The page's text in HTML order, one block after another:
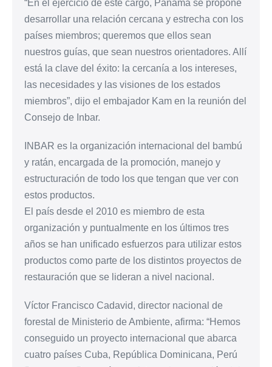
“En el ejercicio de este cargo, Panamá se propone
desarrollar una relación cercana y estrecha con los
países miembros; queremos que ellos sean
nuestros guías, que sean nuestros orientadores. Allí
está la clave del éxito: la cercanía a los intereses,
las necesidades y las visiones de los estados
miembros”, dijo el embajador Kam en la reunión del
Consejo de Inbar.
INBAR es la organización internacional del bambú
y ratán, encargada de la promoción, manejo y
estructuración de todo los que tengan que ver con
estos productos.
El país desde el 2010 es miembro de esta
organización y puntualmente en los últimos tres
años se han unificado esfuerzos para utilizar estos
productos como parte de los distintos proyectos de
restauración que se lideran a nivel nacional.
Víctor Francisco Cadavid, director nacional de
forestal de Ministerio de Ambiente, afirma: “Hemos
conseguido un proyecto internacional que abarca
cuatro países Cuba, República Dominicana, Perú